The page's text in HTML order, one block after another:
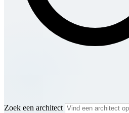
Zoek een architect